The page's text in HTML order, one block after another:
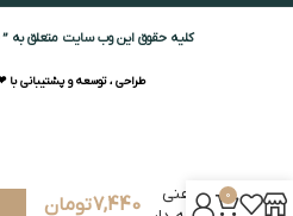
کلیه حقوق این وب سایت متعلق به ”
طراحی ، توسعه و پشتیبانی
آهنی
7,440تومان 0